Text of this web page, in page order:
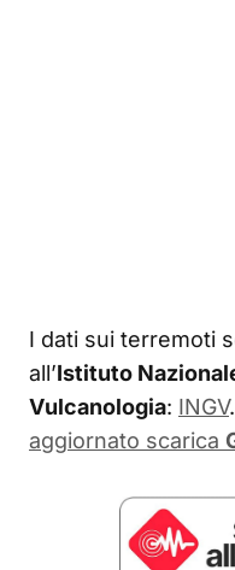
I dati sui terremoti
all’Istituto
Vulcanologia: INGV.
aggiornato scarica